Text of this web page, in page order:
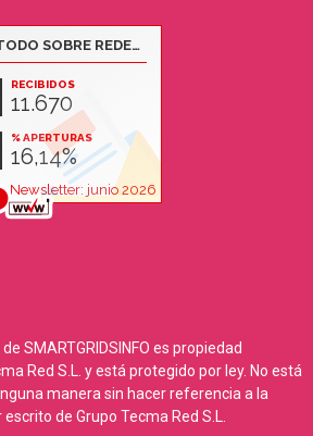
SMARTGRIDSINFO es propiedad
Red S.L. y está protegido por ley. No está
manera sin hacer referencia a la
de Grupo Tecma Red S.L.